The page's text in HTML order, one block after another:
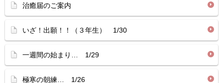
治癒届のご案内
いざ！出願！！（３年生） 1/30
一週間の始まり… 1/29
極寒の朝練… 1/26